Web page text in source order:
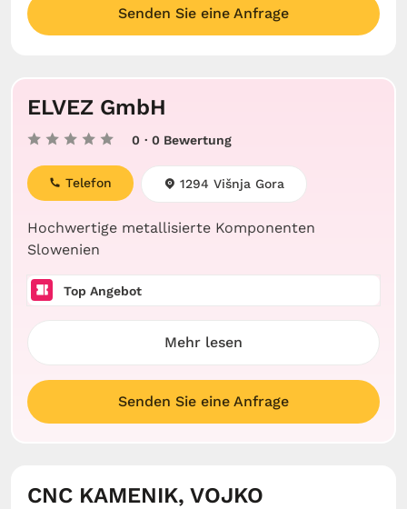
Senden Sie eine Anfrage
ELVEZ GmbH
0 · 0 Bewertung
Hochwertige metallisierte Komponenten
Slowenien
Telefon 1294 Višnja Gora
Top Angebot
Mehr lesen
Senden Sie eine Anfrage
CNC KAMENIK, VOJKO